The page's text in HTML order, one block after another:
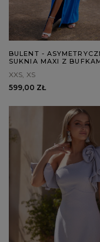
BULENT -
SUKNIA MAXI Z
XXS XS
599,00 ZŁ